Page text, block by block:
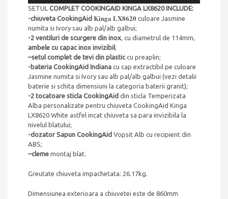
SETUL COMPLET COOKINGAID KINGA LX8620 INCLUDE:
-chiuveta CookingAid Kinga LX8620 culoare Jasmine
numita si Ivory sau alb pal/alb galbui;
-2 ventiluri de scurgere din inox, cu diametrul de 114mm,
ambele cu capac inox invizibil;
–setul complet de tevi din plasticcu preaplin;
-bateria CookingAid Indiana cu cap extractibil pe culoare
Jasmine numita si Ivory sau alb pal/alb galbui (vezi detalii
baterie si schita dimensiuni la categoria baterii granit);
-2 tocatoare sticla CookingAid din sticla Temperizata
Alba personalizate pentru chiuveta CookingAid Kinga
LX8620 White astfel incat chiuveta sa para invizibila la
nivelul blatului;
-dozator Sapun CookingAid Vopsit Alb cu recipient din
ABS;
–cleme montaj blat.
Greutate chiuveta impachetata: 26.17kg.
Dimensiunea exterioara a chiuvetei este de 860mm